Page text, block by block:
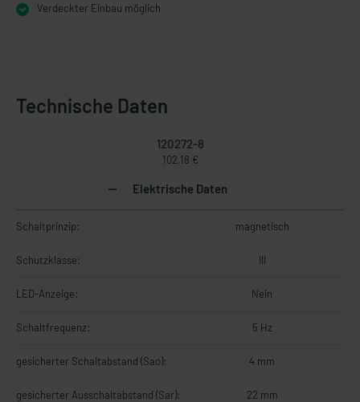
Verdeckter Einbau möglich
Technische Daten
120272-8
102,18 €
Elektrische Daten
Schaltprinzip: magnetisch
Schutzklasse: III
LED-Anzeige: Nein
Schaltfrequenz: 5 Hz
gesicherter Schaltabstand (Sao): 4 mm
gesicherter Ausschaltabstand (Sar): 22 mm